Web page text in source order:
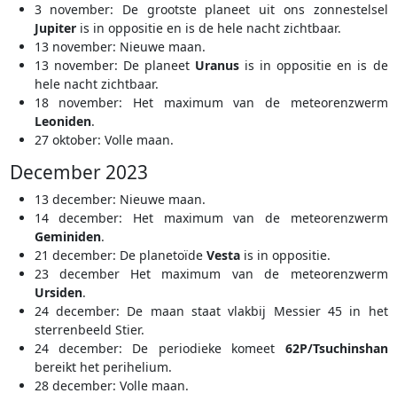
3 november: De grootste planeet uit ons zonnestelsel
Jupiteris in oppositie en is de hele nacht zichtbaar.
13 november: Nieuwe maan.
13 november: De planeet Uranusis in oppositie en is de
hele nacht zichtbaar.
18 november: Het maximum van de meteorenzwerm
Leoniden.
27 oktober: Volle maan.
December 2023
13 december: Nieuwe maan.
14 december: Het maximum van de meteorenzwerm
Geminiden.
21 december: De planetoïde Vestais in oppositie.
23 december Het maximum van de meteorenzwerm
Ursiden.
24 december: De maan staat vlakbij Messier 45 in het
sterrenbeeld Stier.
24 december: De periodieke komeet 62P/Tsuchinshan
bereikt het perihelium.
28 december: Volle maan.